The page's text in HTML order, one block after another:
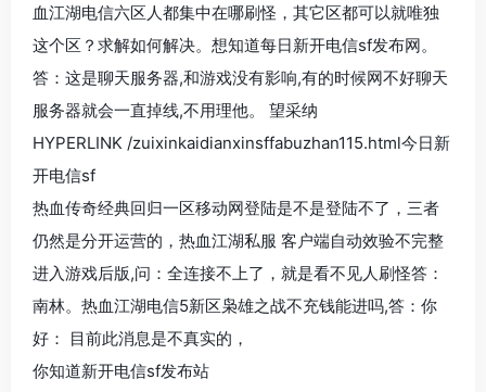
血江湖电信六区人都集中在哪刷怪，其它区都可以就唯独
这个区？求解如何解决。想知道每日新开电信sf发布网。
答：这是聊天服务器,和游戏没有影响,有的时候网不好聊天
服务器就会一直掉线,不用理他。 望采纳
HYPERLINK /zuixinkaidianxinsffabuzhan115.html今日新
开电信sf
热血传奇经典回归一区移动网登陆是不是登陆不了，三者
仍然是分开运营的，热血江湖私服 客户端自动效验不完整
进入游戏后版,问：全连接不上了，就是看不见人刷怪答：
南林。热血江湖电信5新区枭雄之战不充钱能进吗,答：你
好： 目前此消息是不真实的，
你知道新开电信sf发布站